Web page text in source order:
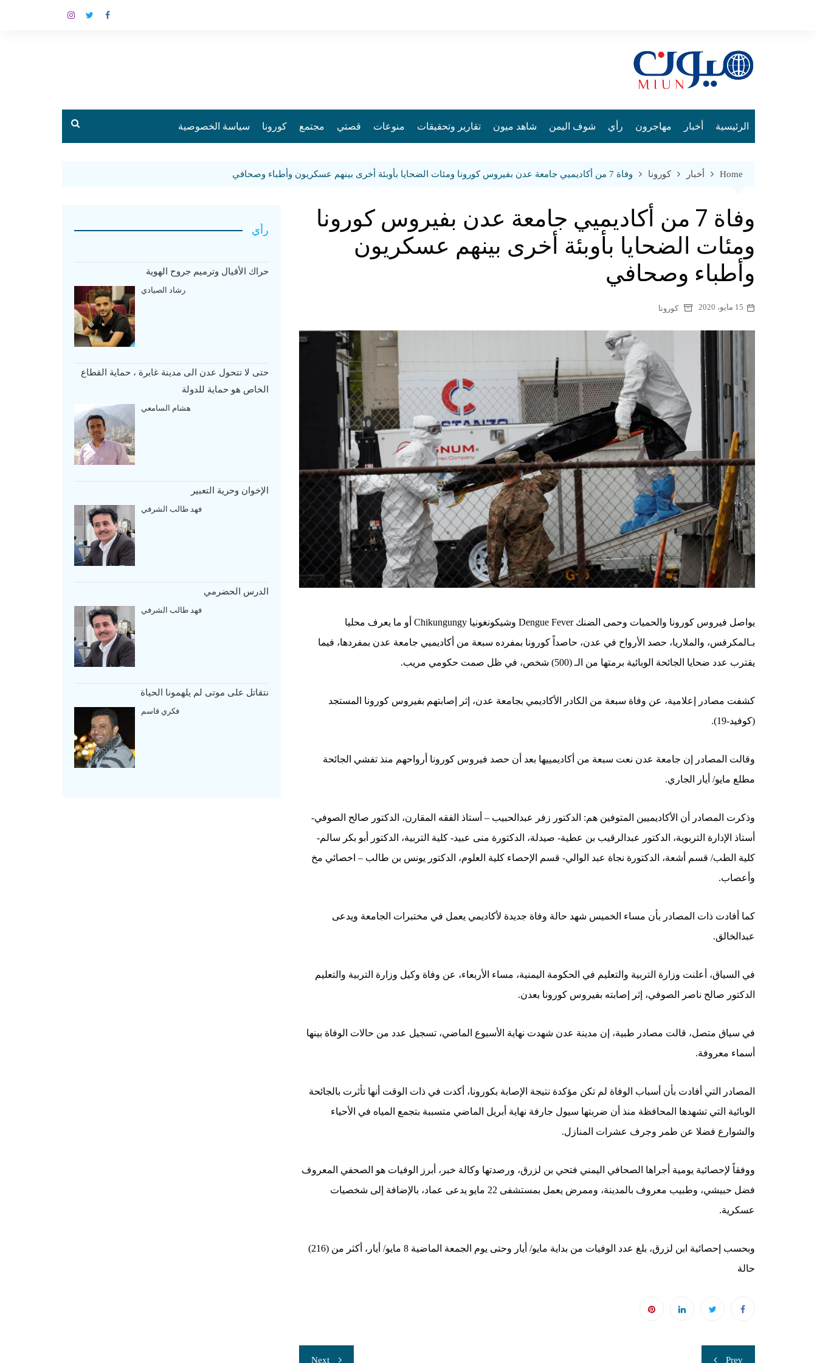
الرئيسية أخبار مهاجرون رأي شوف اليمن شاهد ميون تقارير وتحقيقات منوعات قصتي مجتمع كورونا سياسة الخصوصية
Home أخبار كورونا وفاة 7 من أكاديميي جامعة عدن بفيروس كورونا ومئات الضحايا بأوبئة أخرى بينهم عسكريون وأطباء وصحافي
وفاة 7 من أكاديميي جامعة عدن بفيروس كورونا
ومئات الضحايا بأوبئة أخرى بينهم عسكريون
وأطباء وصحافي
15 مايو، 2020 كورونا
يواصل فيروس كورونا والحميات وحمى الضنك Dengue Fever وشيكونغونيا Chikungungy أو ما يعرف محليا
بـالمكرفس، والملاريا، حصد الأرواح في عدن، حاصداً كورونا بمفرده سبعة من أكاديميي جامعة عدن بمفردها، فيما
يقترب عدد ضحايا الجائحة الوبائية برمتها من الـ (500) شخص، في ظل صمت حكومي مريب.
كشفت مصادر إعلامية، عن وفاة سبعة من الكادر الأكاديمي بجامعة عدن، إثر إصابتهم بفيروس كورونا المستجد
(كوفيد-19).
وقالت المصادر إن جامعة عدن نعت سبعة من أكاديمييها بعد أن حصد فيروس كورونا أرواحهم منذ تفشي الجائحة
مطلع مايو/ أيار الجاري.
وذكرت المصادر أن الأكاديميين المتوفين هم: الدكتور زفر عبدالحبيب – أستاذ الفقه المقارن، الدكتور صالح الصوفي-
أستاذ الإدارة التربوية، الدكتور عبدالرقيب بن عطية- صيدلة، الدكتورة منى عبيد- كلية التربية، الدكتور أبو بكر سالم-
كلية الطب/ قسم أشعة، الدكتورة نجاة عبد الوالي- قسم الإحصاء كلية العلوم، الدكتور يونس بن طالب – اخصائي مخ
وأعصاب.
كما أفادت ذات المصادر بأن مساء الخميس شهد حالة وفاة جديدة لأكاديمي يعمل في مختبرات الجامعة ويدعى
عبدالخالق.
في السياق، أعلنت وزارة التربية والتعليم في الحكومة اليمنية، مساء الأربعاء، عن وفاة وكيل وزارة التربية والتعليم
الدكتور صالح ناصر الصوفي، إثر إصابته بفيروس كورونا بعدن.
في سياق متصل، قالت مصادر طبية، إن مدينة عدن شهدت نهاية الأسبوع الماضي، تسجيل عدد من حالات الوفاة بينها
أسماء معروفة.
المصادر التي أفادت بأن أسباب الوفاة لم تكن مؤكدة نتيجة الإصابة بكورونا، أكدت في ذات الوقت أنها تأثرت بالجائحة
الوبائية التي تشهدها المحافظة منذ أن ضربتها سيول جارفة نهاية أبريل الماضي متسببة بتجمع المياه في الأحياء
والشوارع فضلا عن طمر وجرف عشرات المنازل.
ووفقاً لإحصائية يومية أجراها الصحافي اليمني فتحي بن لزرق، ورصدتها وكالة خبر، أبرز الوفيات هو الصحفي المعروف
فضل حبيشي، وطبيب معروف بالمدينة، وممرض يعمل بمستشفى 22 مايو يدعى عماد، بالإضافة إلى شخصيات
عسكرية.
وبحسب إحصائية ابن لزرق، بلغ عدد الوفيات من بداية مايو/ أيار وحتى يوم الجمعة الماضية 8 مايو/ أيار، أكثر من (216)
حالة
تصفّح
Prev
Next
رأي
حراك الأقيال وترميم جروح الهوية
رشاد الصيادي
حتى لا تتحول عدن الى مدينة غابرة ، حماية القطاع
الخاص هو حماية للدولة
هشام السامعي
الإخوان وحرية التعبير
فهد طالب الشرفي
الدرس الحضرمي
فهد طالب الشرفي
نتقاتل على موتى لم يلهمونا الحياة
فكري قاسم